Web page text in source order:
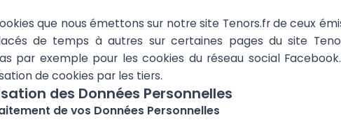
que nous émettons sur notre site Tenors.fr de ceux
de temps à autres sur certaines pages du site
par exemple pour les cookies du réseau social
de cookies par les tiers.
des Données Personnelles
de vos Données Personnelles